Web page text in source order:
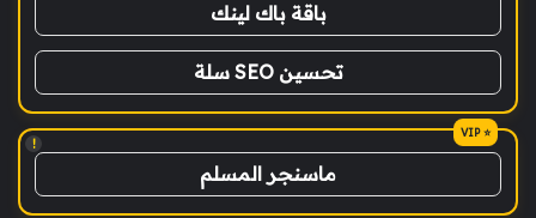
باقة باك لينك
تحسين SEO سلة
!
ماسنجر المسلم